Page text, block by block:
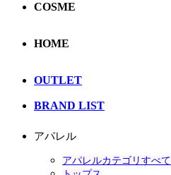
COSME
HOME
OUTLET
BRAND LIST
アパレル
アパレルカテゴリすべて